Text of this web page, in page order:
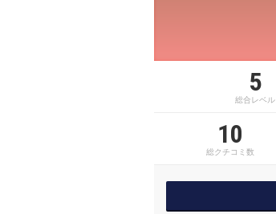
5
総合レベル
10
総クチコミ数